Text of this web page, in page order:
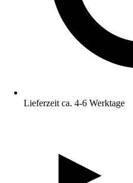
Lieferzeit ca. 4-6 Werktage